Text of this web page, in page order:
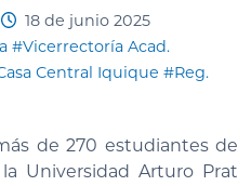
18 de junio 2025
#Vicerrectoría Acad.
Central Iquique #Reg.
de 270 estudiantes de
Universidad Arturo Prat